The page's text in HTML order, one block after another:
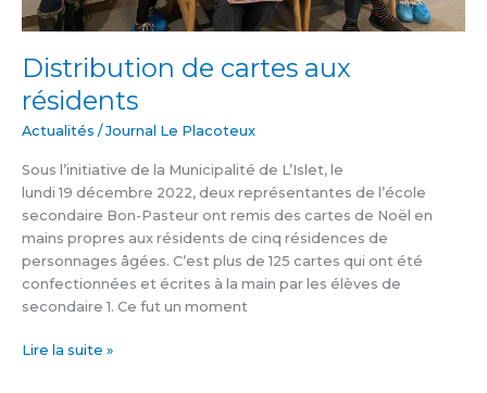
Distribution de cartes aux
résidents
Actualités /Journal Le Placoteux
Sous l’initiative de la Municipalité de L’Islet, le
lundi 19 décembre 2022, deux représentantes de l’école
secondaire Bon-Pasteur ont remis des cartes de Noël en
mains propres aux résidents de cinq résidences de
personnages âgées. C’est plus de 125 cartes qui ont été
confectionnées et écrites à la main par les élèves de
secondaire 1. Ce fut un moment
Lire la suite »